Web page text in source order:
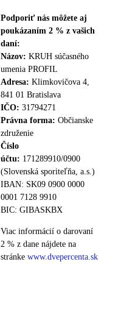
Podporiť nás môžete aj
poukázaním 2 % z vašich
daní:
Názov: KRUH súčasného
umenia PROFIL
Adresa: Klimkovičova 4,
841 01 Bratislava
IČO: 31794271
Právna forma: Občianske
združenie
Číslo
účtu: 171289910/0900
(Slovenská sporiteľňa, a.s.)
IBAN: SK09 0900 0000
0001 7128 9910
BIC: GIBASKBX
Viac informácií o darovaní
2 % z dane nájdete na
stránke www.dvepercenta.sk